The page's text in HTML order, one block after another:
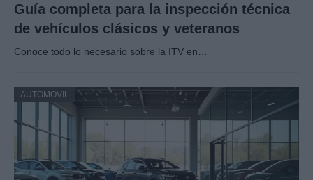
Guía completa para la inspección técnica
de vehículos clásicos y veteranos
Conoce todo lo necesario sobre la ITV en…
AUTOMOVIL